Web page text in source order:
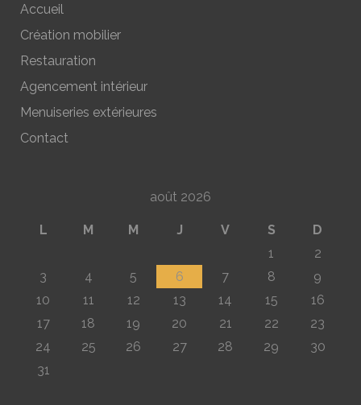
Accueil
Création mobilier
Restauration
Agencement intérieur
Menuiseries extérieures
Contact
août 2026
L M M J V S
D
1
2
3
4 5 6 7 8
9
10
11 12 13 14 15
16
17
18 19 20 21 22
23
24
25 26 27 28 29
30
31